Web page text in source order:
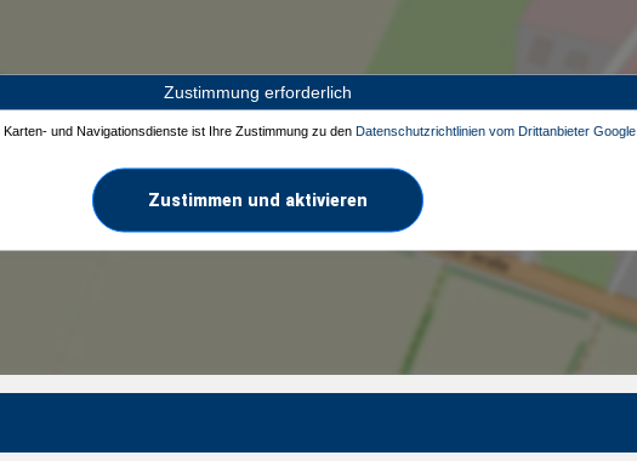
Zustimmung erforderlich
und Navigationsdienste ist Ihre Zustimmung zu den Datenschutzrichtlinien vom Drittanbieter Google
Zustimmen und aktivieren